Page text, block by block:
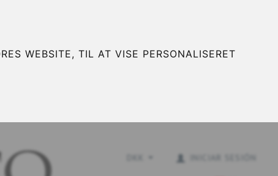
WEBSITE, TIL AT VISE PERSONALISERET